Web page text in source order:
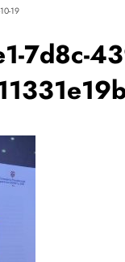
19
7d8c-